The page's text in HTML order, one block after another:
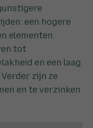
een hogere
elementen
tot
en een laag
zijn ze
en te verzinken